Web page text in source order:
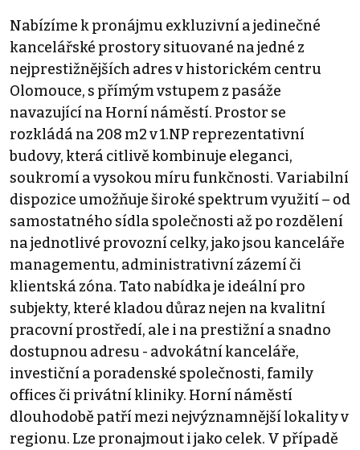
Nabízíme k pronájmu exkluzivní a jedinečné
kancelářské prostory situované na jedné z
nejprestižnějších adres v historickém centru
Olomouce, s přímým vstupem z pasáže
navazující na Horní náměstí. Prostor se
rozkládá na 208 m2 v 1.NP reprezentativní
budovy, která citlivě kombinuje eleganci,
soukromí a vysokou míru funkčnosti. Variabilní
dispozice umožňuje široké spektrum využití – od
samostatného sídla společnosti až po rozdělení
na jednotlivé provozní celky, jako jsou kanceláře
managementu, administrativní zázemí či
klientská zóna. Tato nabídka je ideální pro
subjekty, které kladou důraz nejen na kvalitní
pracovní prostředí, ale i na prestižní a snadno
dostupnou adresu - advokátní kanceláře,
investiční a poradenské společnosti, family
offices či privátní kliniky. Horní náměstí
dlouhodobě patří mezi nejvýznamnější lokality v
regionu. Lze pronajmout i jako celek. V případě